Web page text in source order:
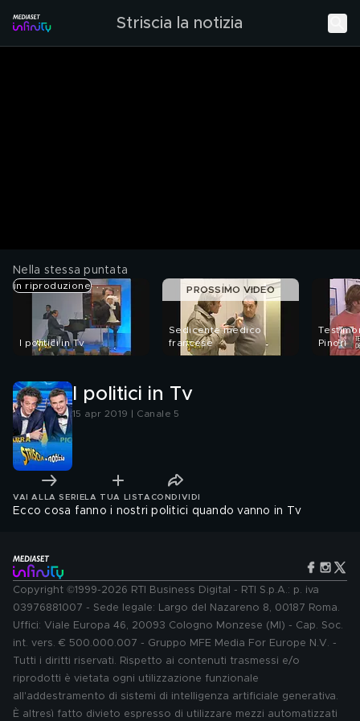
Striscia la notizia
Nella stessa puntata
in riproduzione
I politici in Tv
Sedicente medico
francese
PROSSIMO VIDEO
Pinorì
I politici in Tv
15 apr 2019 | Canale 5
VAI ALLA SERIE LA TUA LISTA CONDIVIDI
Ecco cosa fanno i nostri politici quando vanno in Tv
Copyright ©1999-2026 RTI Business Digital - RTI S.p.A.: p. iva
03976881007 - Sede legale: Largo del Nazareno 8, 00187 Roma.
Uffici: Viale Europa 46, 20093 Cologno Monzese (MI) - Cap. Soc.
int. vers. € 500.000.007 - Gruppo MFE Media For Europe N.V. -
Tutti i diritti riservati. Rispetto ai contenuti trasmessi e/o
riprodotti è vietata ogni utilizzazione funzionale
all'addestramento di sistemi di intelligenza artificiale generativa.
È altresì fatto divieto espresso di utilizzare mezzi automatizzati